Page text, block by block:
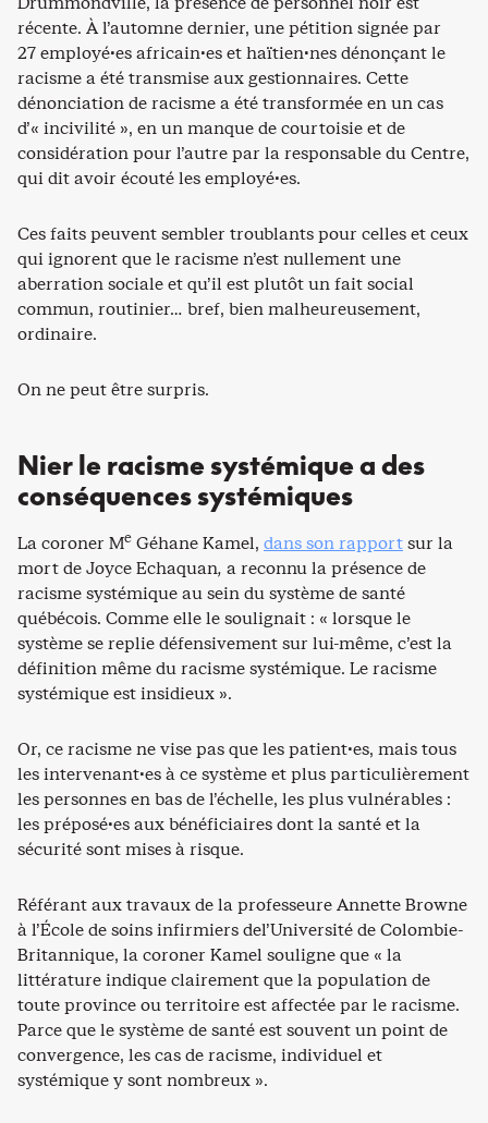
récente. À l’automne dernier, une pétition signée par
27 employé·es africain·es et haïtien·nes dénonçant le
racisme a été transmise aux gestionnaires. Cette
dénonciation de racisme a été transformée en un cas
d’« incivilité », en un manque de courtoisie et de
considération pour l’autre par la responsable du Centre,
qui dit avoir écouté les employé·es.
Ces faits peuvent sembler troublants pour celles et ceux
qui ignorent que le racisme n’est nullement une
aberration sociale et qu’il est plutôt un fait social
commun, routinier… bref, bien malheureusement,
ordinaire.
On ne peut être surpris.
Nier le racisme systémique a des
conséquences systémiques
La coroner Me Géhane Kamel, dans son rapportsur la
mort de Joyce Echaquan, a reconnu la présence de
racisme systémique au sein du système de santé
québécois. Comme elle le soulignait : « lorsque le
système se replie défensivement sur lui-même, c’est la
définition même du racisme systémique. Le racisme
systémique est insidieux ».
Or, ce racisme ne vise pas que les patient·es, mais tous
les intervenant·es à ce système et plus particulièrement
les personnes en bas de l’échelle, les plus vulnérables :
les préposé·es aux bénéficiaires dont la santé et la
sécurité sont mises à risque.
Référant aux travaux de la professeure Annette Browne
à l’École de soins infirmiers del’Université de Colombie-
Britannique, la coroner Kamel souligne que « la
littérature indique clairement que la population de
toute province ou territoire est affectée par le racisme.
Parce que le système de santé est souvent un point de
convergence, les cas de racisme, individuel et
systémique y sont nombreux ».